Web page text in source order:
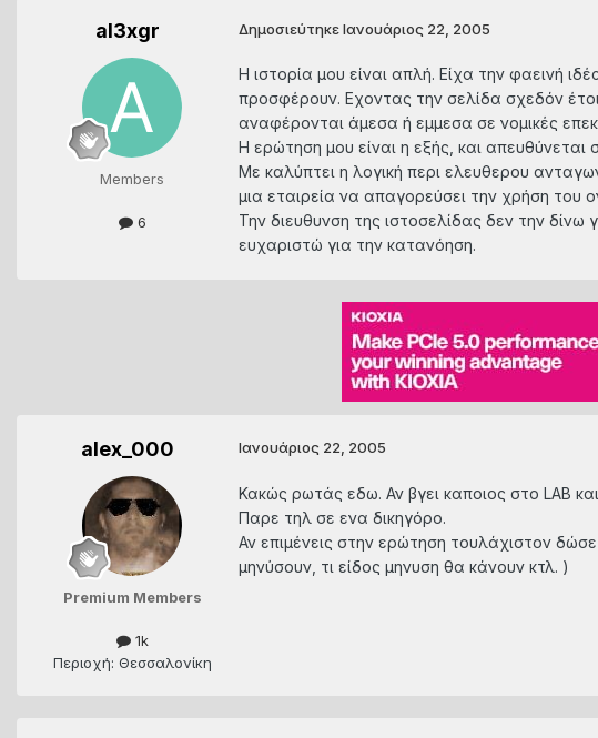
al3xgr
Members
6
ΔημοσιεύτηκεΙανουάριος 22, 2005
Η ιστορία μου είναι απλή. Είχα την φαεινή
προσφέρουν. Εχοντας την σελίδα σχεδόν
αναφέρονται άμεσα ή εμμεσα σε νομικές
Η ερώτηση μου είναι η εξής, και
Με καλύπτει η λογική περι ελευθερου
μια εταιρεία να απαγορεύσει την χρήση του
Την διευθυνση της ιστοσελίδας δεν την
ευχαριστώ για την κατανόηση.
alex_000
Premium Members
1k
Περιοχή: Θεσσαλονίκη
Ιανουάριος 22, 2005
Κακώς ρωτάς εδω. Αν βγει καποιος στο LAB
Παρε τηλ σε ενα δικηγόρο.
Αν επιμένεις στην ερώτηση τουλάχιστον
μηνύσουν, τι είδος μηνυση θα κάνουν κτλ. )